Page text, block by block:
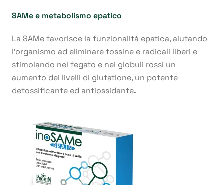
SAMe e metabolismo epatico
La SAMe favorisce la funzionalità epatica, aiutando
l’organismo ad eliminare tossine e radicali liberi e
stimolando nel fegato e nei globuli rossi un
aumento dei livelli di glutatione, un potente
detossificante ed antiossidante.